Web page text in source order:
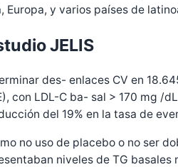
Europa, y varios países de
JELIS
des- enlaces CV en
con LDL-C ba- sal > 170 mg /
del 19% en la tasa de
no uso de placebo o no ser
niveles de TG basales